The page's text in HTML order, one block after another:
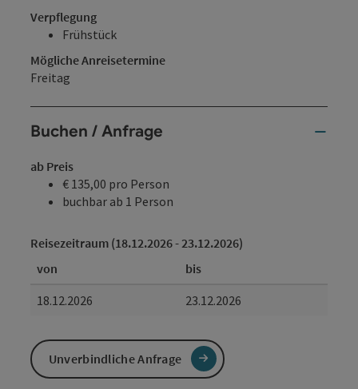
Verpflegung
Frühstück
Mögliche Anreisetermine
Freitag
Buchen / Anfrage
ab Preis
€ 135,00 pro Person
buchbar ab 1 Person
Reisezeitraum (18.12.2026 - 23.12.2026)
von
bis
18.12.2026
23.12.2026
Unverbindliche Anfrage